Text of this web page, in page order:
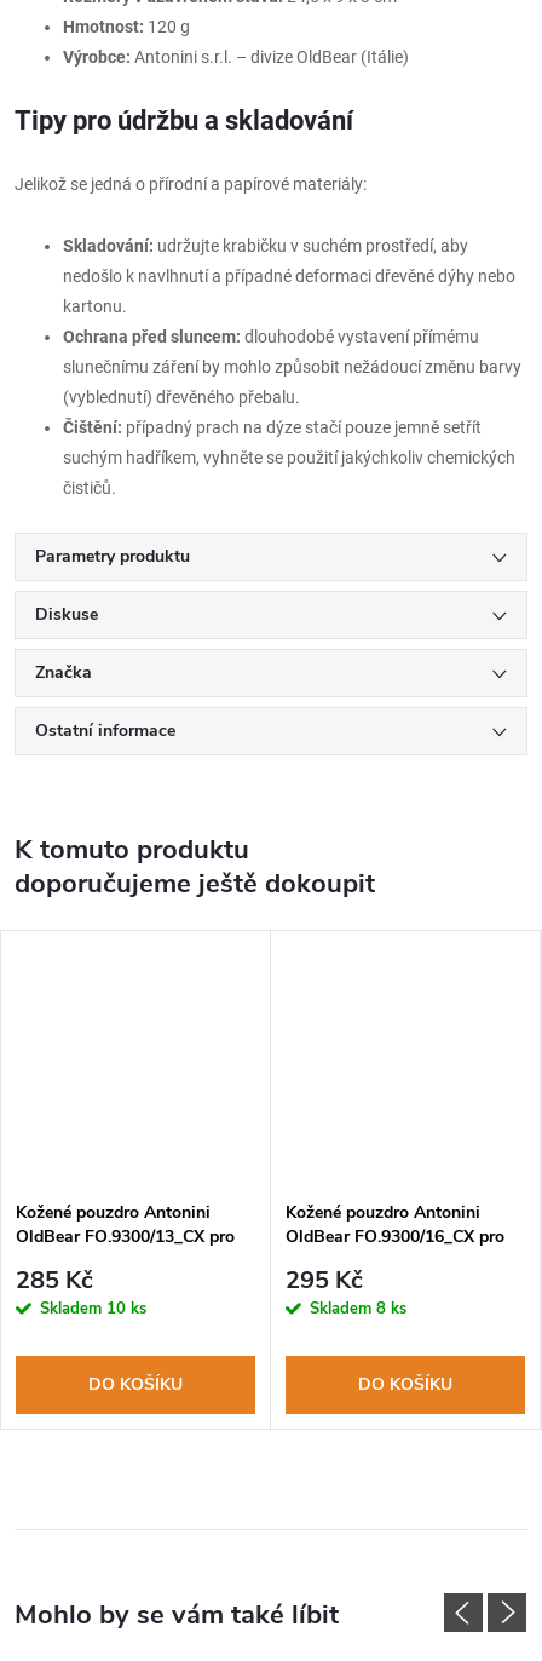
Hmotnost: 120 g
Výrobce: Antonini s.r.l. – divize OldBear (Itálie)
Tipy pro údržbu a skladování
Jelikož se jedná o přírodní a papírové materiály:
Skladování: udržujte krabičku v suchém prostředí, aby
nedošlo k navlhnutí a případné deformaci dřevěné dýhy nebo
kartonu.
Ochrana před sluncem: dlouhodobé vystavení přímému
slunečnímu záření by mohlo způsobit nežádoucí změnu barvy
(vyblednutí) dřevěného přebalu.
Čištění: případný prach na dýze stačí pouze jemně setřít
suchým hadříkem, vyhněte se použití jakýchkoliv chemických
čističů.
Parametry produktu
Diskuse
Značka
Ostatní informace
K tomuto produktu
doporučujeme ještě dokoupit
Kožené pouzdro Antonini
OldBear FO.9300/13_CX pro
285 Kč
Skladem 10 ks
DO KOŠÍKU
Kožené pouzdro Antonini
OldBear FO.9300/16_CX pro
295 Kč
Skladem 8 ks
DO KOŠÍKU